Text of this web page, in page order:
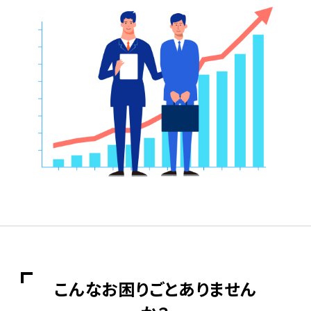
こんなお困りごとありません